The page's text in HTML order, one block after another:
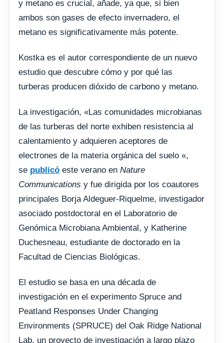
y metano es crucial, añade, ya que, si bien
ambos son gases de efecto invernadero, el
metano es significativamente más potente.
Kostka es el autor correspondiente de un nuevo
estudio que descubre cómo y por qué las
turberas producen dióxido de carbono y metano.
La investigación, «Las comunidades microbianas
de las turberas del norte exhiben resistencia al
calentamiento y adquieren aceptores de
electrones de la materia orgánica del suelo «,
se publicó este verano en Nature
Communications y fue dirigida por los coautores
principales Borja Aldeguer-Riquelme, investigador
asociado postdoctoral en el Laboratorio de
Genómica Microbiana Ambiental, y Katherine
Duchesneau, estudiante de doctorado en la
Facultad de Ciencias Biológicas.
El estudio se basa en una década de
investigación en el experimento Spruce and
Peatland Responses Under Changing
Environments (SPRUCE) del Oak Ridge National
Lab, un proyecto de investigación a largo plazo